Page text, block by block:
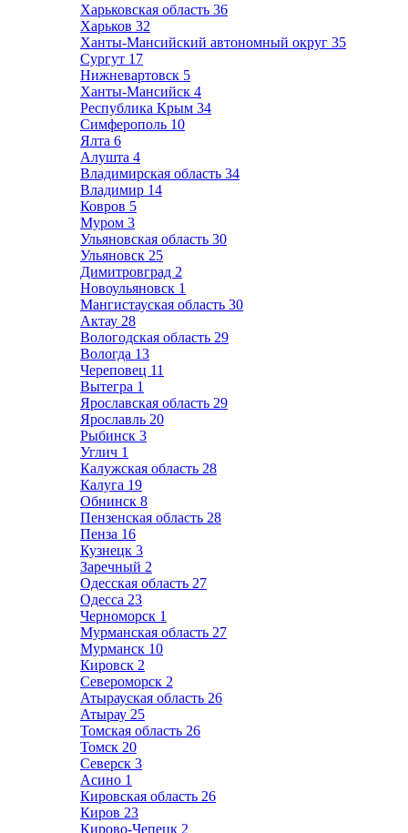
Харьковская область 36
Харьков 32
Ханты-Мансийский автономный округ 35
Сургут 17
Нижневартовск 5
Ханты-Мансийск 4
Республика Крым 34
Симферополь 10
Ялта 6
Алушта 4
Владимирская область 34
Владимир 14
Ковров 5
Муром 3
Ульяновская область 30
Ульяновск 25
Димитровград 2
Новоульяновск 1
Мангистауская область 30
Актау 28
Вологодская область 29
Вологда 13
Череповец 11
Вытегра 1
Ярославская область 29
Ярославль 20
Рыбинск 3
Углич 1
Калужская область 28
Калуга 19
Обнинск 8
Пензенская область 28
Пенза 16
Кузнецк 3
Заречный 2
Одесская область 27
Одесса 23
Черноморск 1
Мурманская область 27
Мурманск 10
Кировск 2
Североморск 2
Атырауская область 26
Атырау 25
Томская область 26
Томск 20
Северск 3
Асино 1
Кировская область 26
Киров 23
Кирово-Чепецк 2